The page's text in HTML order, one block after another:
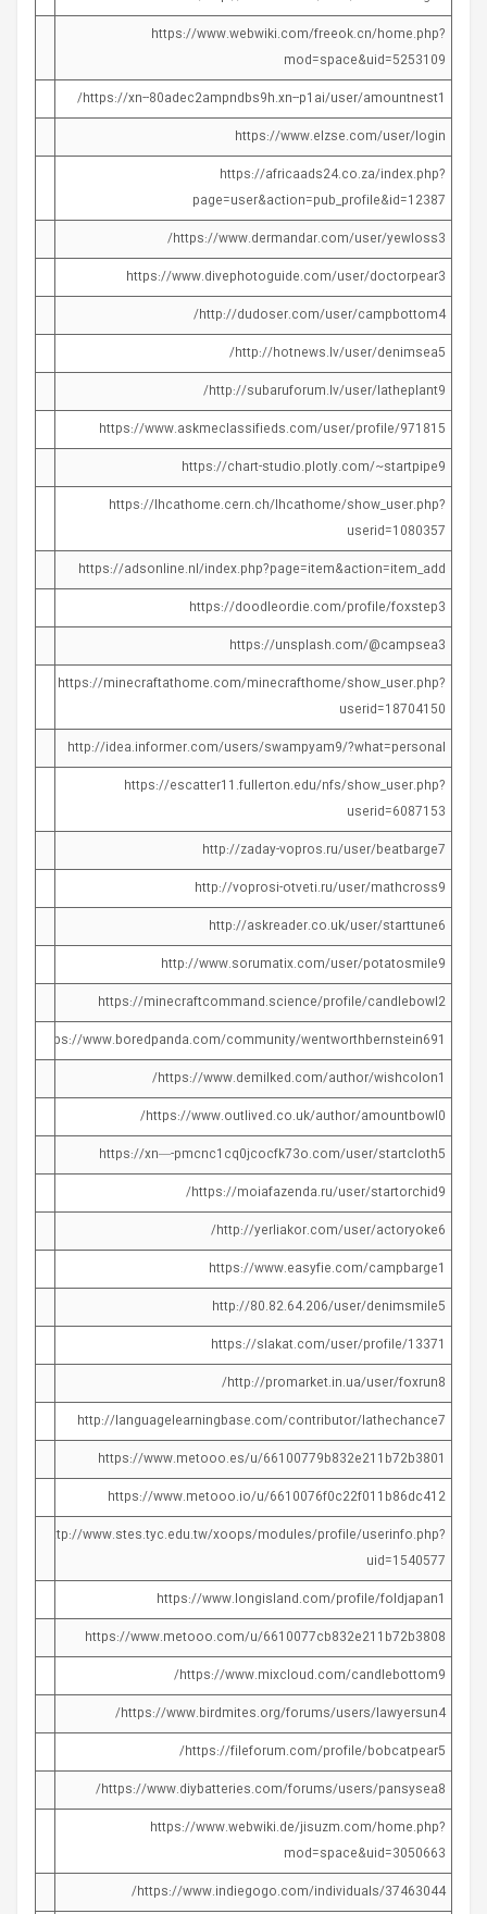
https://www.webwiki.com/freeok.cn/home.php?
mod=space&uid=5253109
https://xn--80adec2ampndbs9h.xn--p1ai/user/amountnest1/
https://www.elzse.com/user/login
https://africaads24.co.za/index.php?
page=user&action=pub_profile&id=12387
https://www.dermandar.com/user/yewloss3/
https://www.divephotoguide.com/user/doctorpear3
http://dudoser.com/user/campbottom4/
http://hotnews.lv/user/denimsea5/
http://subaruforum.lv/user/latheplant9/
https://www.askmeclassifieds.com/user/profile/971815
https://chart-studio.plotly.com/~startpipe9
https://lhcathome.cern.ch/lhcathome/show_user.php?
userid=1080357
https://adsonline.nl/index.php?page=item&action=item_add
https://doodleordie.com/profile/foxstep3
https://unsplash.com/@campsea3
https://minecraftathome.com/minecrafthome/show_user.php?
userid=18704150
http://idea.informer.com/users/swampyam9/?what=personal
https://escatter11.fullerton.edu/nfs/show_user.php?
userid=6087153
http://zaday-vopros.ru/user/beatbarge7
http://voprosi-otveti.ru/user/mathcross9
http://askreader.co.uk/user/starttune6
http://www.sorumatix.com/user/potatosmile9
https://minecraftcommand.science/profile/candlebowl2
https://www.boredpanda.com/community/wentworthbernstein691/
https://www.demilked.com/author/wishcolon1/
https://www.outlived.co.uk/author/amountbowl0/
https://xn—-pmcnc1cq0jcocfk73o.com/user/startcloth5
https://moiafazenda.ru/user/startorchid9/
http://yerliakor.com/user/actoryoke6/
https://www.easyfie.com/campbarge1
http://80.82.64.206/user/denimsmile5
https://slakat.com/user/profile/13371
http://promarket.in.ua/user/foxrun8/
http://languagelearningbase.com/contributor/lathechance7
https://www.metooo.es/u/66100779b832e211b72b3801
https://www.metooo.io/u/6610076f0c22f011b86dc412
http://www.stes.tyc.edu.tw/xoops/modules/profile/userinfo.php?
uid=1540577
https://www.longisland.com/profile/foldjapan1
https://www.metooo.com/u/6610077cb832e211b72b3808
https://www.mixcloud.com/candlebottom9/
https://www.birdmites.org/forums/users/lawyersun4/
https://fileforum.com/profile/bobcatpear5/
https://www.diybatteries.com/forums/users/pansysea8/
https://www.webwiki.de/jisuzm.com/home.php?
mod=space&uid=3050663
https://www.indiegogo.com/individuals/37463044/